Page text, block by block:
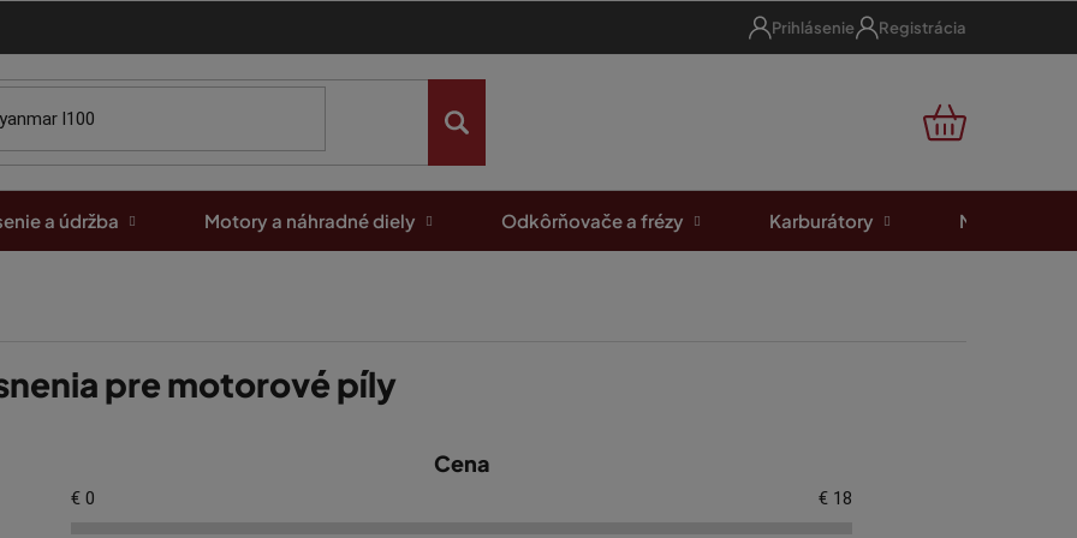
Prihlásenie Registrácia
NÁKUPNÝ
a údržba Motory a náhradné diely Odkôrňovače a frézy Karburátory Motorové
pre motorové píly
Cena
€ 0 € 18